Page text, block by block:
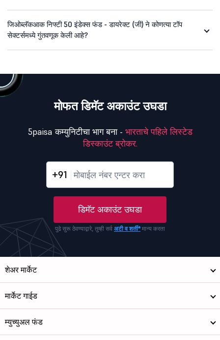
जिओब्लॅकआक निफ्टी 50 इंडेक्स फंड - डायरेक्ट (जी) ने कोणत्या टॉप
सेक्टर्समध्ये गुंतवणूक केली आहे?
मोफत डिमॅट अकाउंट उघडा
5paisa कम्युनिटीचा भाग बना - भारताचे पहिले लिस्टेड
डिस्काउंट ब्रोकर.
+91
डिमॅट अकाउंट उघडा
पुढे सुरू ठेवण्याद्वारे, तुम्ही सर्व अटी व शर्ती*मान्य करता
शेअर मार्केट
मार्केट गाईड
म्युच्युअल फंड